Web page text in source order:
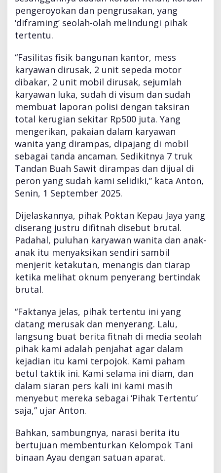
s
i
N
g
a
r
a
K
o
r
b
a
n
F
i
h
,
P
e
g
o
y
o
k
a
n
d
n
"
f
a
i
n
pengeroyokan dan pengrusakan, yang
‘diframing’ seolah-olah melindungi pihak
tertentu.
“Fasilitas fisik bangunan kantor, mess
karyawan dirusak, 2 unit sepeda motor
dibakar, 2 unit mobil dirusak, sejumlah
karyawan luka, sudah di visum dan sudah
membuat laporan polisi dengan taksiran
total kerugian sekitar Rp500 juta. Yang
mengerikan, pakaian dalam karyawan
wanita yang dirampas, dipajang di mobil
sebagai tanda ancaman. Sedikitnya 7 truk
Tandan Buah Sawit dirampas dan dijual di
peron yang sudah kami selidiki,” kata Anton,
Senin, 1 September 2025.
Dijelaskannya, pihak Poktan Kepau Jaya yang
diserang justru difitnah disebut brutal.
Padahal, puluhan karyawan wanita dan anak-
anak itu menyaksikan sendiri sambil
menjerit ketakutan, menangis dan tiarap
ketika melihat oknum penyerang bertindak
brutal.
“Faktanya jelas, pihak tertentu ini yang
datang merusak dan menyerang. Lalu,
langsung buat berita fitnah di media seolah
pihak kami adalah penjahat agar dalam
kejadian itu kami terpojok. Kami paham
betul taktik ini. Kami selama ini diam, dan
dalam siaran pers kali ini kami masih
menyebut mereka sebagai ‘Pihak Tertentu’
saja,” ujar Anton.
Bahkan, sambungnya, narasi berita itu
bertujuan membenturkan Kelompok Tani
binaan Ayau dengan satuan aparat.